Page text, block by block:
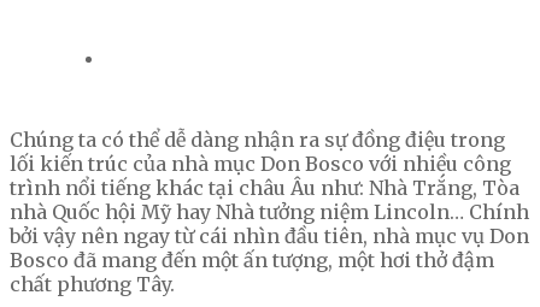
Chúng ta có thể dễ dàng nhận ra sự đồng điệu trong
lối kiến trúc của nhà mục Don Bosco với nhiều công
trình nổi tiếng khác tại châu Âu như: Nhà Trắng, Tòa
nhà Quốc hội Mỹ hay Nhà tưởng niệm Lincoln… Chính
bởi vậy nên ngay từ cái nhìn đầu tiên, nhà mục vụ Don
Bosco đã mang đến một ấn tượng, một hơi thở đậm
chất phương Tây.